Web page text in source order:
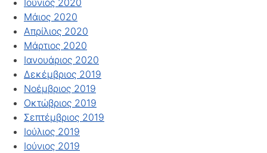
Μάιος 2020
Απρίλιος 2020
Μάρτιος 2020
Ιανουάριος 2020
Δεκέμβριος 2019
Νοέμβριος 2019
Οκτώβριος 2019
Σεπτέμβριος 2019
Ιούλιος 2019
Ιούνιος 2019